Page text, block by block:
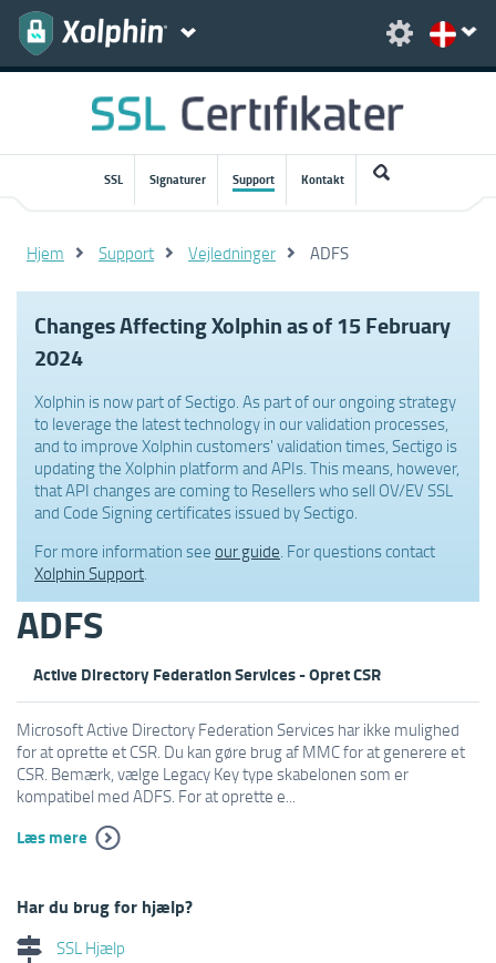
SSL Signaturer Support Kontakt
Hjem Support Vejledninger ADFS
Changes Affecting Xolphin as of 15 February
2024
Xolphin is now part of Sectigo. As part of our ongoing strategy
to leverage the latest technology in our validation processes,
and to improve Xolphin customers' validation times, Sectigo is
updating the Xolphin platform and APIs. This means, however,
that API changes are coming to Resellers who sell OV/EV SSL
and Code Signing certificates issued by Sectigo.
For more information see our guide . For questions contact
Xolphin Support
ADFS
Active Directory Federation Services - Opret CSR
Microsoft Active Directory Federation Services har ikke mulighed
for at oprette et CSR. Du kan gøre brug af MMC for at generere et
CSR. Bemærk, vælge Legacy Key type skabelonen som er
kompatibel med ADFS. For at oprette e...
Læs mere
Har du brug for hjælp?
SSL Hjælp